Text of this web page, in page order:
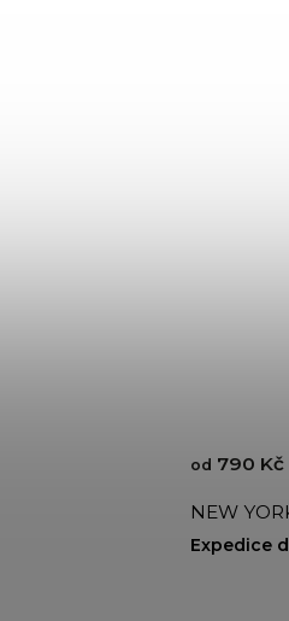
NEW
Expedice
od 790 Kč